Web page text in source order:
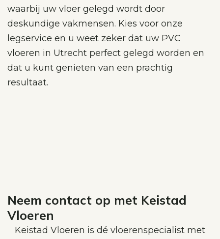
waarbij uw vloer gelegd wordt door
deskundige vakmensen. Kies voor onze
legservice en u weet zeker dat uw PVC
vloeren in Utrecht perfect gelegd worden en
dat u kunt genieten van een prachtig
resultaat.
Neem contact op met Keistad
Vloeren
Keistad Vloeren is dé vloerenspecialist met